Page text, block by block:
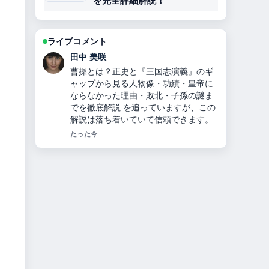
ライブコメント
中村 悠斗
新庄剛志の今：マスクの理由と結婚、
年収、詐欺被害 の背景説明が助かりま
す。ライブ更新を続けてください。
3 分前